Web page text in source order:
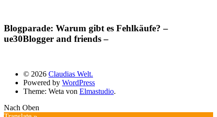
Blogparade: Warum gibt es Fehlkäufe? –
ue30Blogger and friends –
© 2026 Claudias Welt.
Powered by WordPress
Theme: Weta von Elmastudio.
Nach Oben